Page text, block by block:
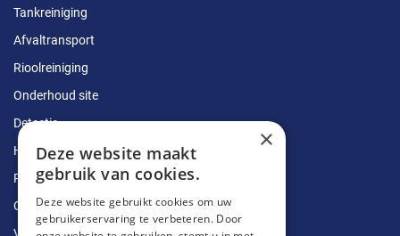
Tankreiniging
Afvaltransport
Rioolreiniging
Onderhoud site
Detectie
Herstellingen
Ruimingen
Ontstoppingen
Vetputten
×
Deze website maakt
gebruik van cookies.
Deze website gebruikt cookies om uw
gebruikerservaring te verbeteren. Door